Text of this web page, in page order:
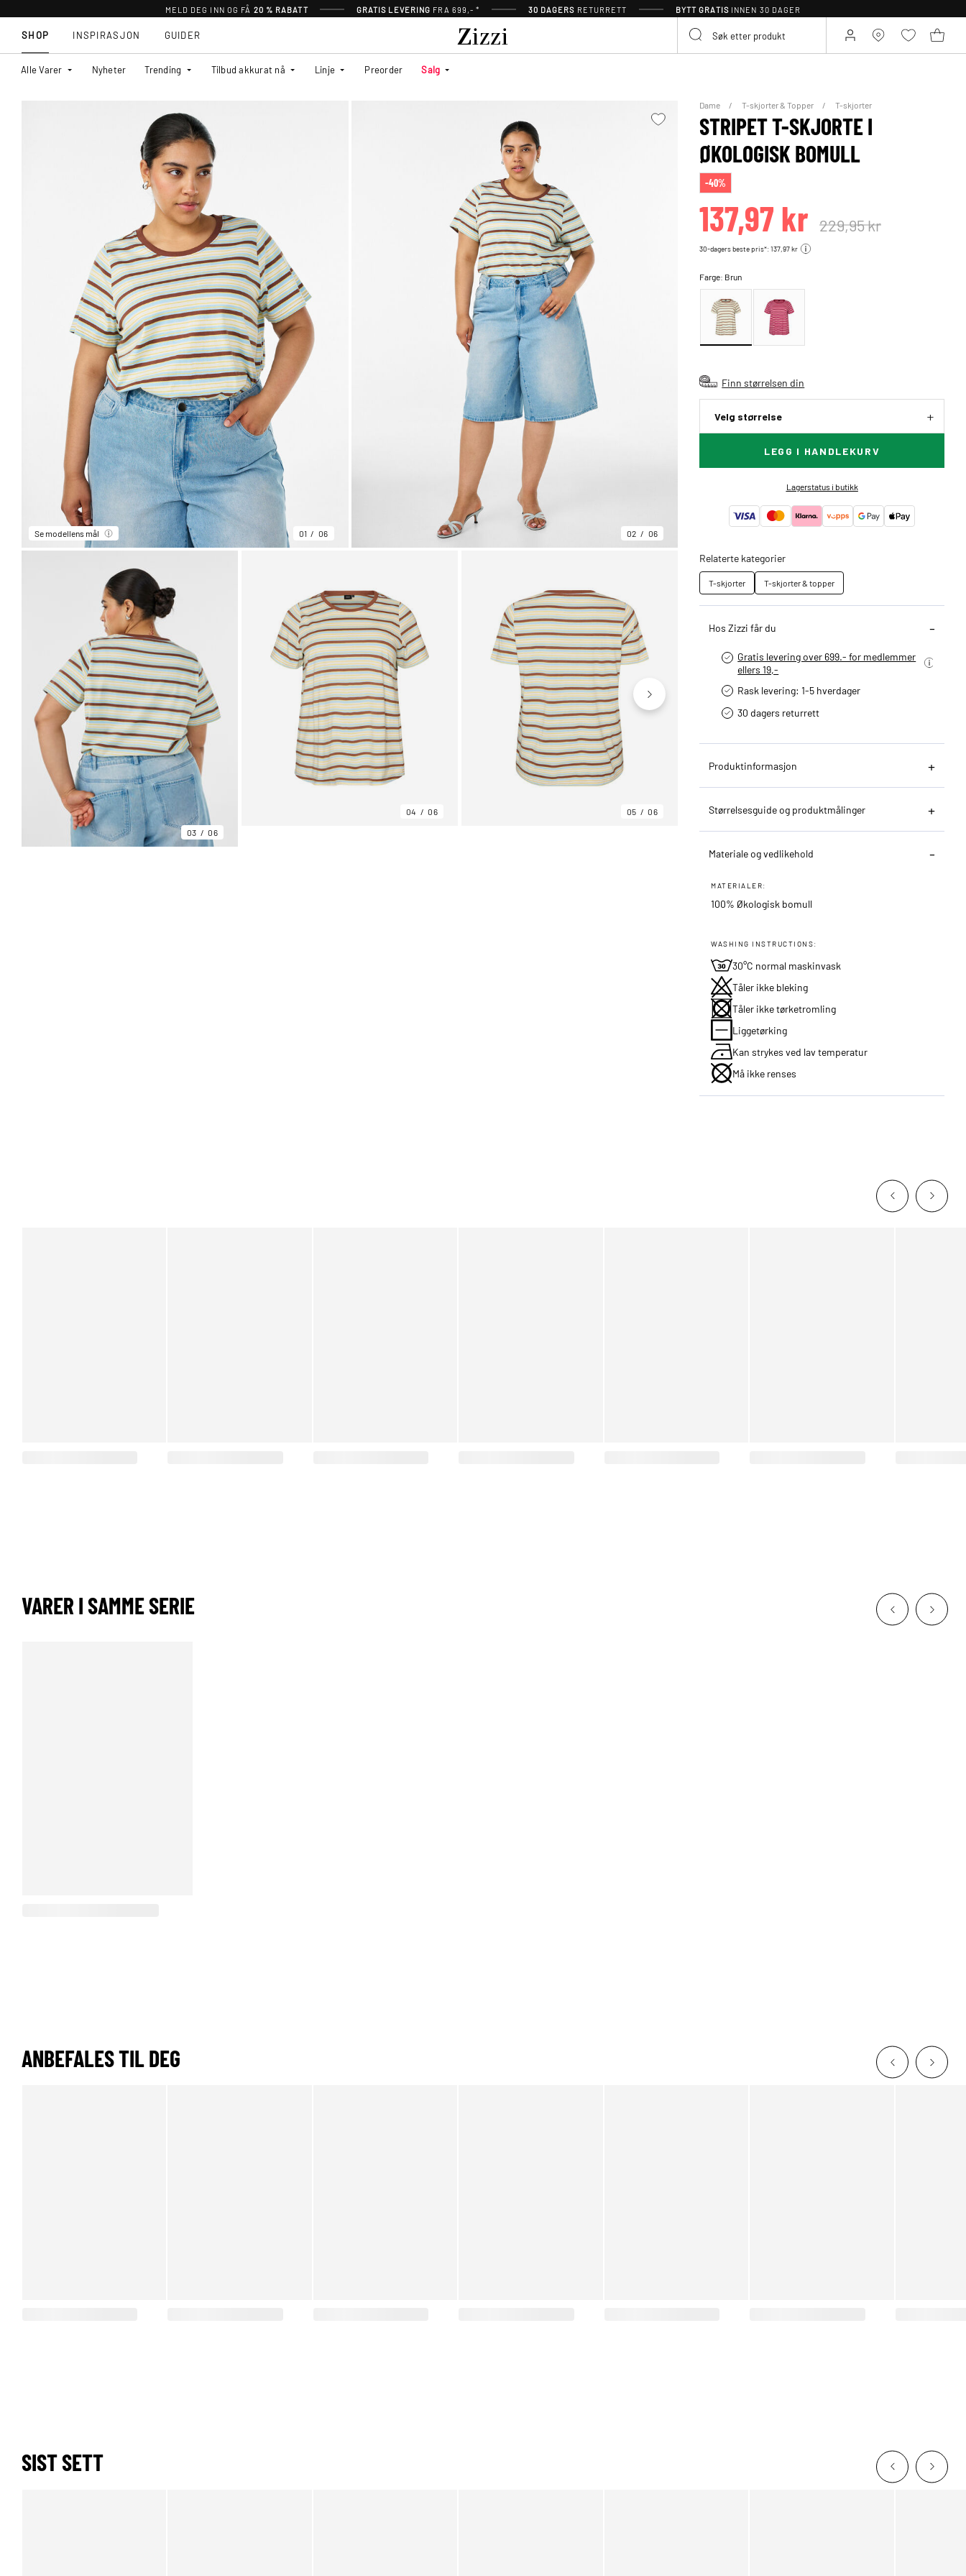
MELD DEG INN OG FÅ 20 % RABATT GRATIS LEVERING FRA 699,- * 30 DAGERS RETURRETT BYTT GRATISINNEN 30 DAGER
SHOP
Alle Varer Nyheter Trending Tilbud akkurat nå Linje Preorder Salg
INSPIRASJON GUIDER
Se modellens mål 01 06 02 06
03 06
04 06 05 06 06
Dame T-skjorter & Topper T-skjorter
STRIPET T-SKJORTE I
ØKOLOGISK BOMULL
-40%
137,97 kr 229,95 kr
30-dagers beste pris*: 137,97 kr
Farge: Brun
Finn størrelsen din
Velg størrelse
LEGG I HANDLEKURV
Lagerstatus i butikk
Relaterte kategorier
T-skjorter T-skjorter & topper
Hos Zizzi får du
Gratis levering over 699.- for medlemmer
ellers 19,-
Rask levering: 1-5 hverdager
30 dagers returrett
Produktinformasjon
Størrelsesguide og produktmålinger
Materiale og vedlikehold
MATERIALER:
100% Økologisk bomull
WASHING INSTRUCTIONS:
30°C normal maskinvask
Tåler ikke bleking
Tåler ikke tørketromling
Liggetørking
Kan strykes ved lav temperatur
Må ikke renses
VARER I SAMME SERIE
ANBEFALES TIL DEG
SIST SETT